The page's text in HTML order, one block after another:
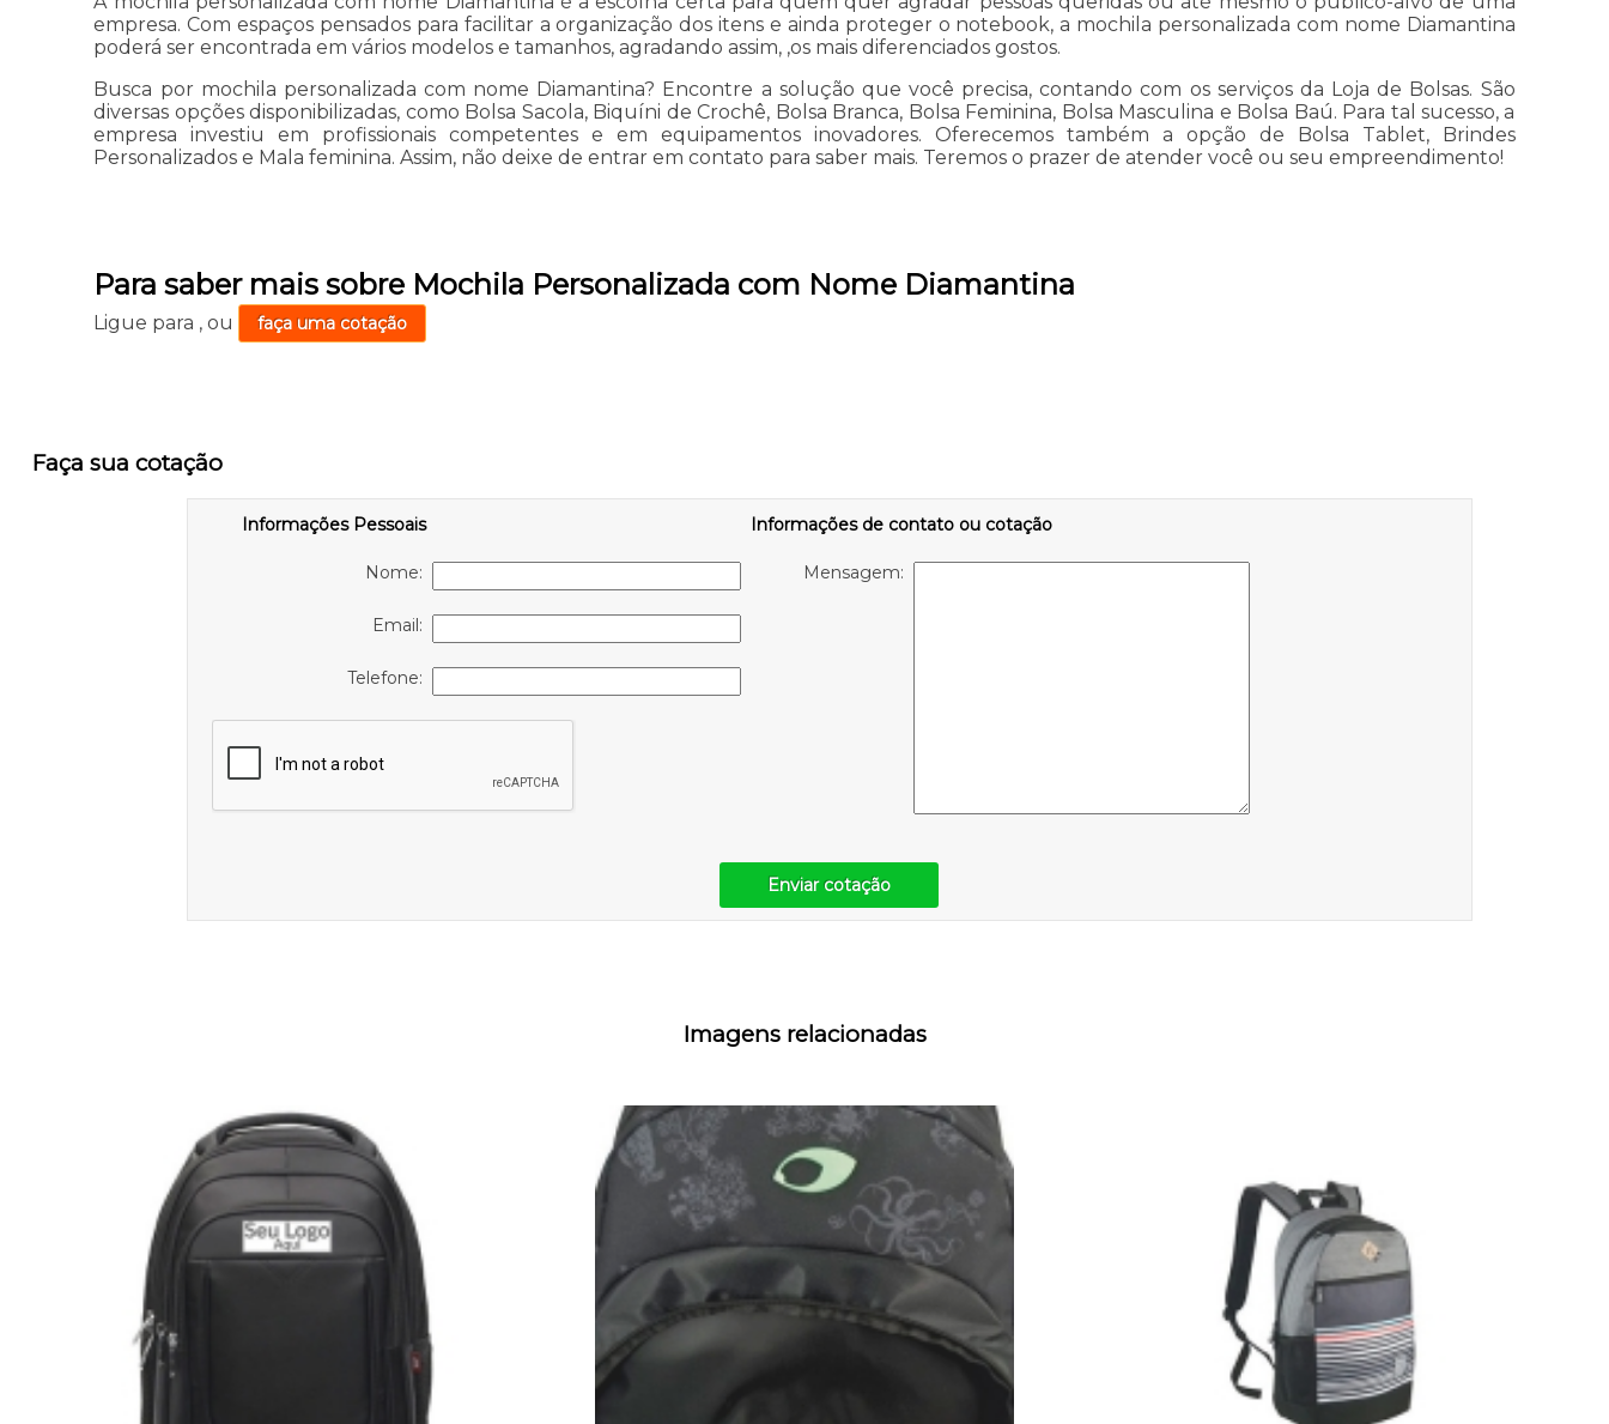
empresa. Com espaços pensados para facilitar a organização dos itens e ainda proteger o notebook, a mochila personalizada com nome Diamantina
poderá ser encontrada em vários modelos e tamanhos, agradando assim, ,os mais diferenciados gostos.
Busca por mochila personalizada com nome Diamantina? Encontre a solução que você precisa, contando com os serviços da Loja de Bolsas. São
diversas opções disponibilizadas, como Bolsa Sacola, Biquíni de Crochê, Bolsa Branca, Bolsa Feminina, Bolsa Masculina e Bolsa Baú. Para tal sucesso, a
empresa investiu em profissionais competentes e em equipamentos inovadores. Oferecemos também a opção de Bolsa Tablet, Brindes
Personalizados e Mala feminina. Assim, não deixe de entrar em contato para saber mais. Teremos o prazer de atender você ou seu empreendimento!
Para saber mais sobre Mochila Personalizada com Nome Diamantina
Ligue para ,ou faça uma cotação
Faça sua cotação
Informações Pessoais
Nome:
Email:
Telefone:
Informações de contato ou cotação
Mensagem:
Enviar cotação
Imagens relacionadas